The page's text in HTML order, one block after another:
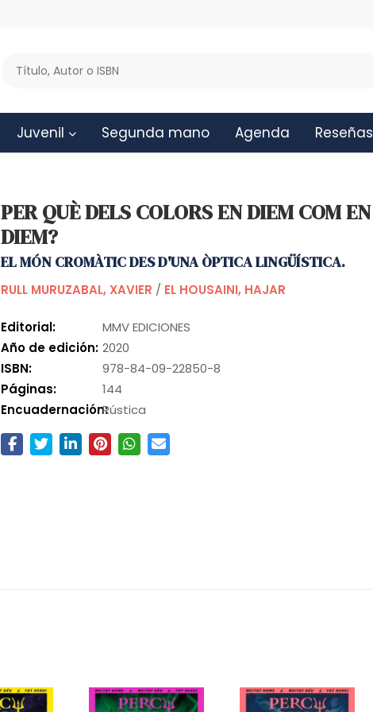
Juvenil Segunda mano Agenda Reseñas
PER QUÈ DELS COLORS EN DIEM COM EN
DIEM?
EL MÓN CROMÀTIC DES D'UNA ÒPTICA LINGÜÍSTICA.
RULL MURUZABAL, XAVIER / EL HOUSAINI, HAJAR
Editorial:
MMV EDICIONES
Año de edición: 2020
ISBN:
978-84-09-22850-8
Páginas:
144
Encuadernación:Rústica